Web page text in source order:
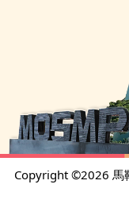
Copyright ©2026 馬